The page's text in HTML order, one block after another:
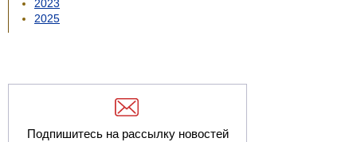
2023
2025
Подпишитесь на рассылку новостей